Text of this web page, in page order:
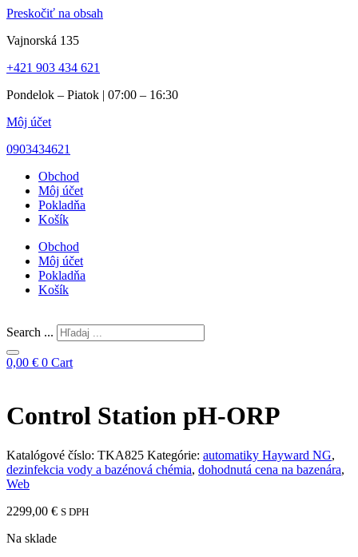
Preskočiť na obsah
Vajnorská 135
+421 903 434 621
Pondelok – Piatok | 07:00 – 16:30
Môj účet
0903434621
Obchod
Môj účet
Pokladňa
Košík
Obchod
Môj účet
Pokladňa
Košík
Search ...
0,00 € 0 Cart
Control Station pH-ORP
Katalógové číslo: TKA825 Kategórie: automatiky Hayward NG,
dezinfekcia vody a bazénová chémia, dohodnutá cena na bazenára,
Web
2299,00 € S DPH
Na sklade